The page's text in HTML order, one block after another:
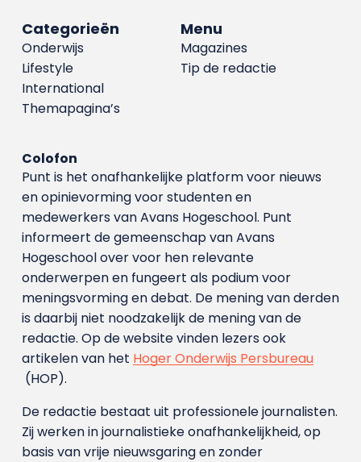
Menu
Magazines
Tip de redactie
Categorieën
Onderwijs
Lifestyle
International
Themapagina’s
Colofon
Punt is het onafhankelijke platform voor nieuws
en opinievorming voor studenten en
medewerkers van Avans Hoge­school. Punt
informeert de gemeenschap van Avans
Hogeschool over voor hen relevante
onderwerpen en fungeert als podium voor
meningsvorming en debat. De mening van derden
is daarbij niet noodzakelijk de mening van de
redactie. Op de website vinden lezers ook
artikelen van het Hoger Onderwijs Persbureau
(HOP).
De redactie bestaat uit professionele journalisten.
Zij werken in journalistieke onafhankelijkheid, op
basis van vrije nieuwsgaring en zonder